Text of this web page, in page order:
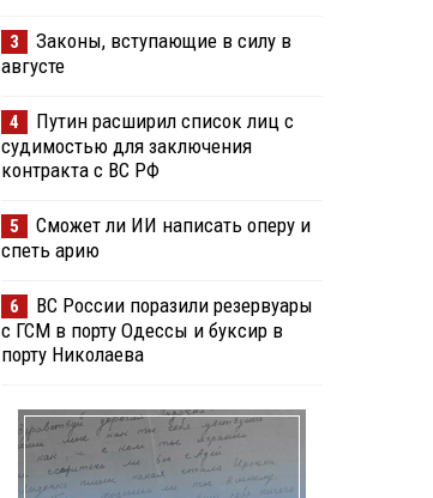
3
Законы, вступающие в силу в
августе
4
Путин расширил список лиц с
судимостью для заключения
контракта с ВС РФ
5
Сможет ли ИИ написать оперу и
спеть арию
6
ВС России поразили резервуары
с ГСМ в порту Одессы и буксир в
порту Николаева